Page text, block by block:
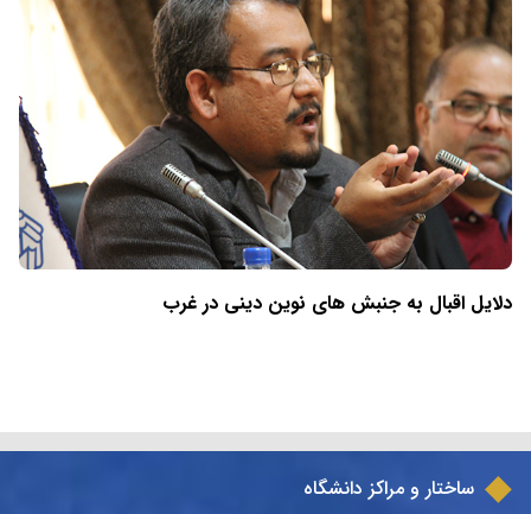
دلایل اقبال به جنبش های نوین دینی در غرب
ساختار و مراکز دانشگاه